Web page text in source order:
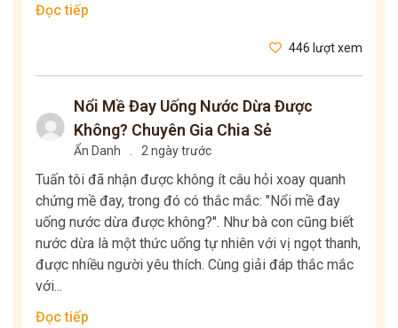
Đọc tiếp
446 lượt xem
Nổi Mề Đay Uống Nước Dừa Được
Không? Chuyên Gia Chia Sẻ
Ẩn Danh 2 ngày trước
Tuấn tôi đã nhận được không ít câu hỏi xoay quanh
chứng mề đay, trong đó có thắc mắc: "Nổi mề đay
uống nước dừa được không?". Như bà con cũng biết
nước dừa là một thức uống tự nhiên với vị ngọt thanh,
được nhiều người yêu thích. Cùng giải đáp thắc mắc
với...
Đọc tiếp